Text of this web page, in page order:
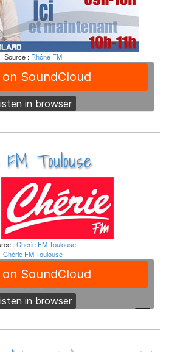
Source : Rhône FM
Toulouse
:Chérie FM Toulouse
Chérie FM Toulouse